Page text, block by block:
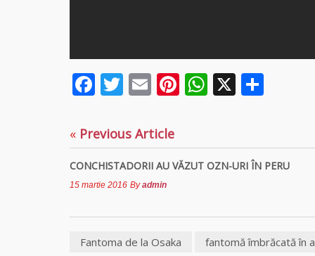
Facebook
Twitter
EmailPinterest
WhatsApp
X
« Previous Article
CONCHISTADORII AU VĂZUT OZN-URI ÎN PERU
15 martie 2016 Byadmin
Fantoma de la Osaka fantomă îmbrăcată în